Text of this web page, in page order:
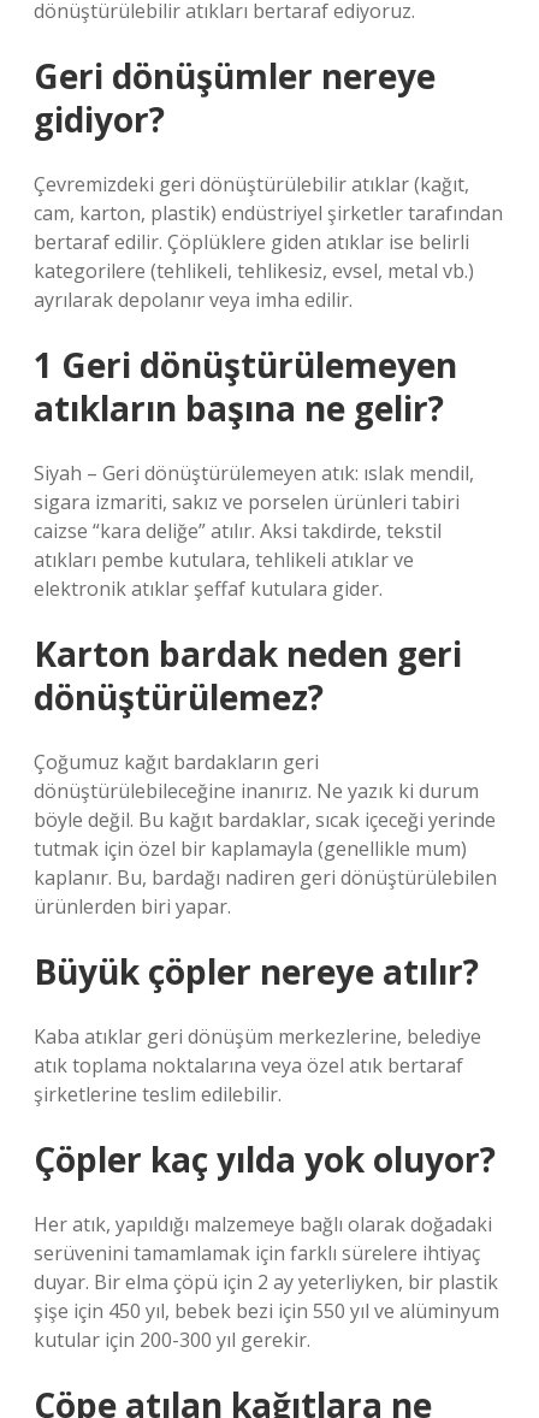
dönüştürülebilir atıkları bertaraf ediyoruz.
Geri dönüşümler nereye
gidiyor?
Çevremizdeki geri dönüştürülebilir atıklar (kağıt,
cam, karton, plastik) endüstriyel şirketler tarafından
bertaraf edilir. Çöplüklere giden atıklar ise belirli
kategorilere (tehlikeli, tehlikesiz, evsel, metal vb.)
ayrılarak depolanır veya imha edilir.
1 Geri dönüştürülemeyen
atıkların başına ne gelir?
Siyah – Geri dönüştürülemeyen atık: ıslak mendil,
sigara izmariti, sakız ve porselen ürünleri tabiri
caizse “kara deliğe” atılır. Aksi takdirde, tekstil
atıkları pembe kutulara, tehlikeli atıklar ve
elektronik atıklar şeffaf kutulara gider.
Karton bardak neden geri
dönüştürülemez?
Çoğumuz kağıt bardakların geri
dönüştürülebileceğine inanırız. Ne yazık ki durum
böyle değil. Bu kağıt bardaklar, sıcak içeceği yerinde
tutmak için özel bir kaplamayla (genellikle mum)
kaplanır. Bu, bardağı nadiren geri dönüştürülebilen
ürünlerden biri yapar.
Büyük çöpler nereye atılır?
Kaba atıklar geri dönüşüm merkezlerine, belediye
atık toplama noktalarına veya özel atık bertaraf
şirketlerine teslim edilebilir.
Çöpler kaç yılda yok oluyor?
Her atık, yapıldığı malzemeye bağlı olarak doğadaki
serüvenini tamamlamak için farklı sürelere ihtiyaç
duyar. Bir elma çöpü için 2 ay yeterliyken, bir plastik
şişe için 450 yıl, bebek bezi için 550 yıl ve alüminyum
kutular için 200-300 yıl gerekir.
Çöpe atılan kağıtlara ne